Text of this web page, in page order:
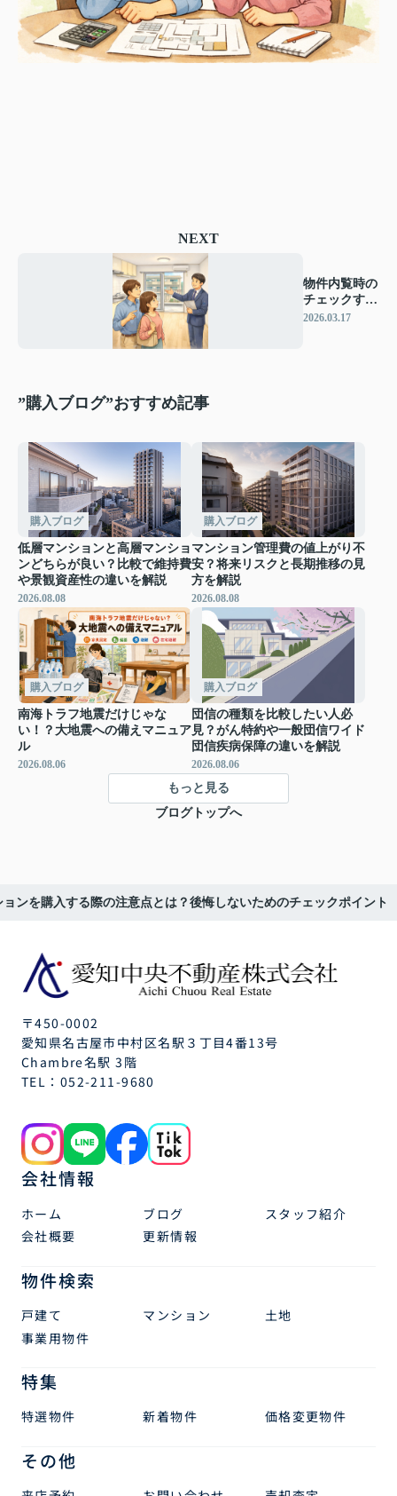
NEXT
物件内覧時の
チェックすべ
きポイント
2026.03.17
”購入ブログ”おすすめ記事
購入ブログ
低層マンションと高層マンショ
ンどちらが良い？比較で維持費
や景観資産性の違いを解説
2026.08.08
購入ブログ
マンション管理費の値上がり不
安？将来リスクと長期推移の見
方を解説
2026.08.08
購入ブログ
南海トラフ地震だけじゃな
い！？大地震への備えマニュア
ル
2026.08.06
購入ブログ
団信の種類を比較したい人必
見？がん特約や一般団信ワイド
団信疾病保障の違いを解説
2026.08.06
もっと見る
ブログトップへ
ンを購入する際の注意点とは？後悔しないためのチェックポイント
〒450-0002
愛知県名古屋市中村区名駅３丁目4番13号
Chambre名駅 3階
TEL： 052-211-9680
会社情報
ホーム ブログ
スタッフ紹介
会社概要
更新情報
物件検索
戸建て マンション
土地
事業用物件
特集
特選物件 新着物件 価格変更物件
その他